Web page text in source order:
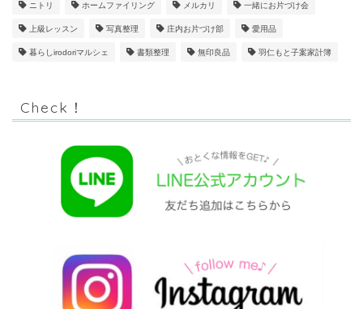
ニトリ ホームファイリング メルカリ 一緒にお片づけ会
上級レッスン 写真整理 庄内お片づけ部 愛用品
暮らしirodoriマルシェ 書類整理 無印良品 羽仁もと子案家計簿
Check！